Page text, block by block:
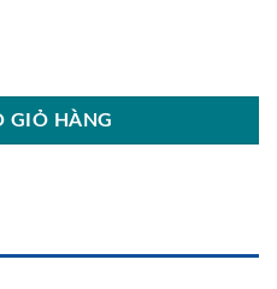
GIỎ HÀNG